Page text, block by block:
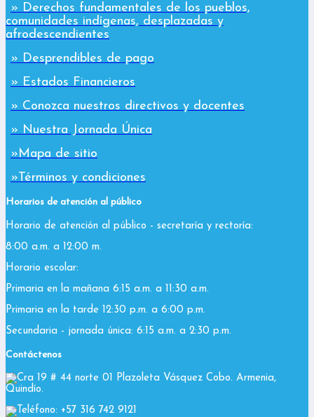
» Derechos fundamentales de los pueblos,
comunidades indígenas, desplazadas y
afrodescendientes
» Desprendibles de pago
» Estados Financieros
» Conozca nuestros directivos y docentes
» Nuestra Jornada Única
»Mapa de sitio
»Términos y condiciones
Horarios de atención al público
Horario de atención al público - secretaría y rectoría:
8:00 a.m. a 12:00 m.
Horario escolar:
Primaria en la mañana 6:15 a.m. a 11:30 a.m.
Primaria en la tarde 12:30 p.m. a 6:00 p.m.
Secundaria - jornada única: 6:15 a.m. a 2:30 p.m.
Contáctenos
Cra 19 # 44 norte 01 Plazoleta Vásquez Cobo. Armenia,
Quindío.
Teléfono: +57 316 742 9121